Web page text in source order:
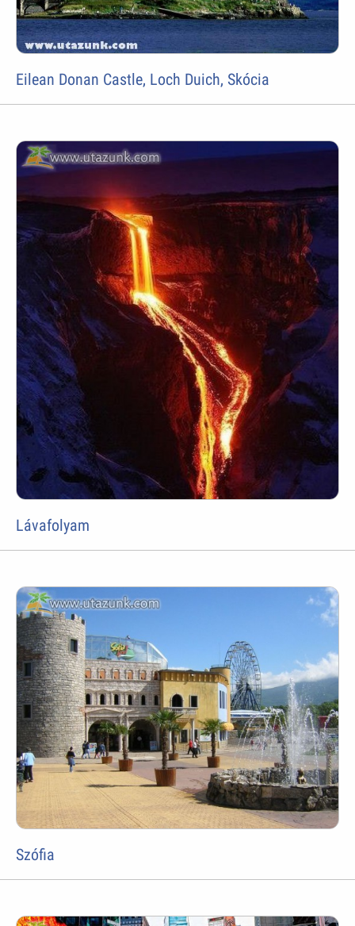
Eilean Donan Castle, Loch Duich, Skócia
Lávafolyam
Szófia